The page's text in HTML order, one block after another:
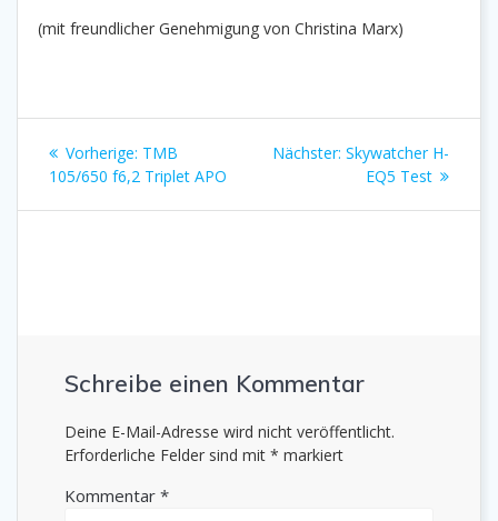
(mit freundlicher Genehmigung von Christina Marx)
Beitragsnavigation
Vorherige: Vorheriger
Beitrag:
TMB
105/650 f6,2 Triplet APO
Nächster: Nächster
Beitrag:
Skywatcher H-
EQ5 Test
Schreibe einen Kommentar
Deine E-Mail-Adresse wird nicht veröffentlicht.
Erforderliche Felder sind mit * markiert
Kommentar *